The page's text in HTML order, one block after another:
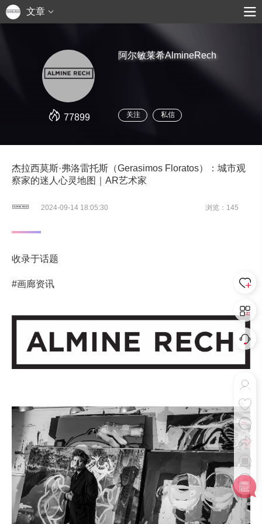
文章
77899
阿尔敏莱希AlmineRech
关注 私信
杰拉西莫斯·弗洛雷托斯（Gerasimos Floratos）：城市观
察家的迷人心灵地图｜AR艺术家
2024-09-14 18:05:30 浏览：145
收录于话题
#画廊资讯